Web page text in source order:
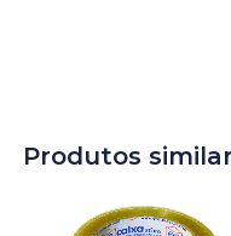
Produtos